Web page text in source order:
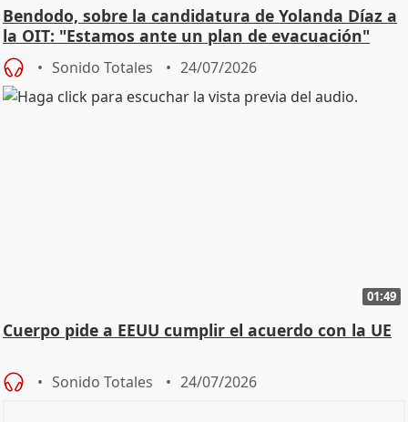
Bendodo, sobre la candidatura de Yolanda Díaz a
la OIT: "Estamos ante un plan de evacuación"
Sonido Totales 24/07/2026
01:49
Cuerpo pide a EEUU cumplir el acuerdo con la UE
Sonido Totales 24/07/2026